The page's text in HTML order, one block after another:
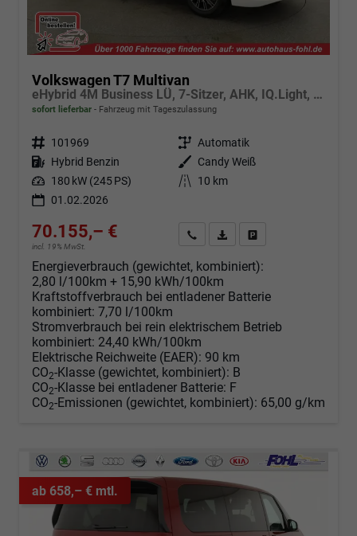
Volkswagen T7 Multivan
eHybrid 4M Business LÜ, 7-Sitzer, AHK, IQ.Light, easyOpen, Navi, 5-J Garantie
sofort lieferbar Fahrzeug mit Tageszulassung
Fahrzeugnr. 101969 Getriebe Automatik
Kraftstoff Hybrid Benzin Außenfarbe
Candy Weiß
Leistung 180 kW (245 PS) Kilometerstand
10 km
01.02.2026
70.155,– €
incl. 19% MwSt.
Angebot anfordern
Fahrzeugexpose (PDF)
Energieverbrauch (gewichtet, kombiniert):
2,80 l/100km + 15,90 kWh/100km
Kraftstoffverbrauch bei entladener Batterie
kombiniert: 7,70 l/100km
Stromverbrauch bei rein elektrischem Betrieb
kombiniert: 24,40 kWh/100km
Elektrische Reichweite (EAER): 90 km
CO2-Klasse (gewichtet, kombiniert): B
CO2-Klasse bei entladener Batterie: F
CO2-Emissionen (gewichtet, kombiniert): 65,00 g/km
ab 658,– € mtl.